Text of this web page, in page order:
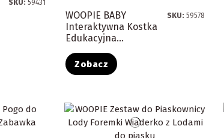
SKU:59431
WOOPIE BABY
Interaktywna Kostka
Edukacyjna...
SKU:59578
Zobacz